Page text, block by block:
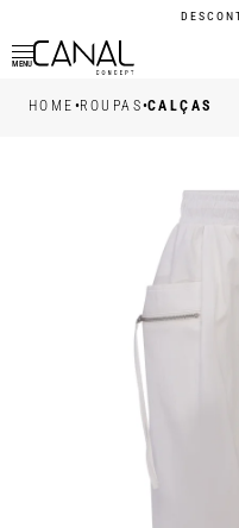
MENU
HOME •ROUPAS•CALÇAS